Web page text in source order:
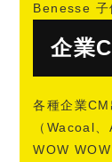
Benesse
企業
各種企業CM
（Wacoal
WOW